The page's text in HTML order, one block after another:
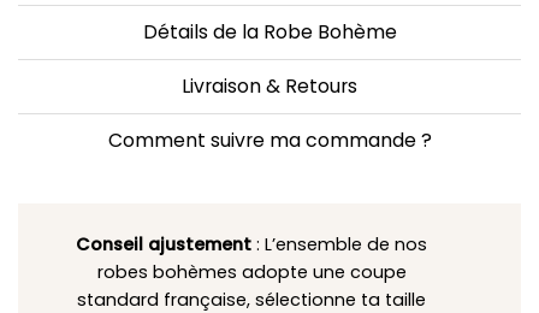
Détails de la Robe Bohème
Livraison & Retours
Comment suivre ma commande ?
Conseil ajustement : L’ensemble de nos
robes bohèmes adopte une coupe
standard française, sélectionne ta taille